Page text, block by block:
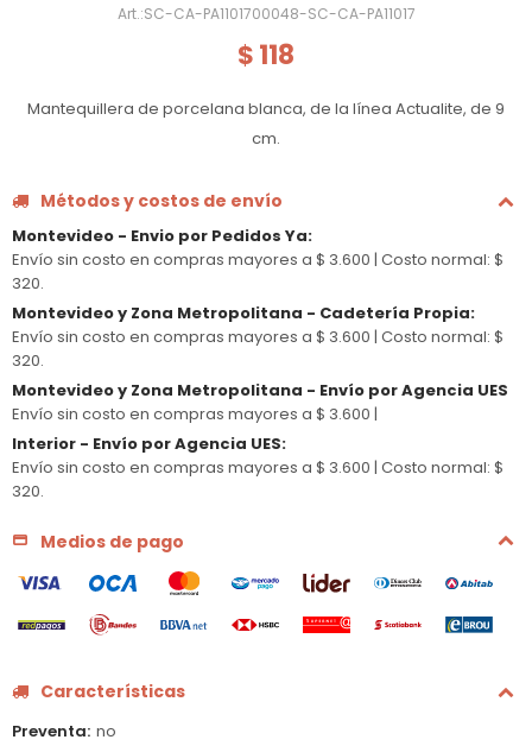
SC-CA-PA1101700048-SC-CA-PA11017
$ 118
Mantequillera de porcelana blanca, de la línea Actualite, de 9
cm.
Métodos y costos de envío
Montevideo - Envio por Pedidos Ya:
Envío sin costo en compras mayores a $ 3.600 | Costo normal: $
320.
Montevideo y Zona Metropolitana - Cadetería Propia:
Envío sin costo en compras mayores a $ 3.600 | Costo normal: $
320.
Montevideo y Zona Metropolitana - Envío por Agencia UES
Envío sin costo en compras mayores a $ 3.600 |
Interior - Envío por Agencia UES:
Envío sin costo en compras mayores a $ 3.600 | Costo normal: $
320.
Medios de pago
Características
Preventa no